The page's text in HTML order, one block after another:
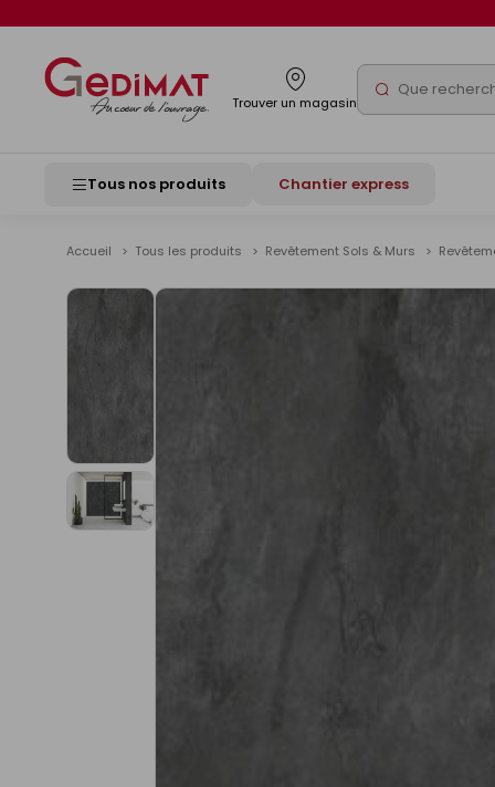
Trouver un magasin Rechercher
Tous nos produits Chantier express
Accueil Tous les produits Revêtement Sols & Murs
Voir